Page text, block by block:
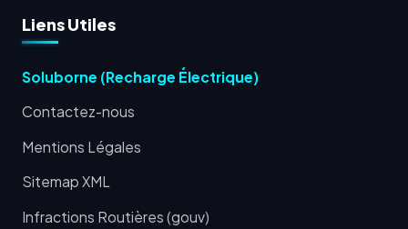
Liens Utiles
Soluborne (Recharge Électrique)
Contactez-nous
Mentions Légales
Sitemap XML
Infractions Routières (gouv)